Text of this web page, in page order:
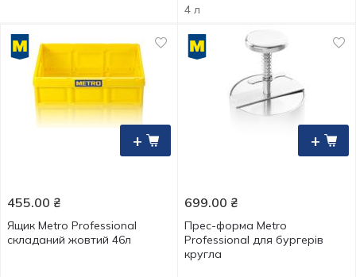
4 л
+
455.00 ₴
Ящик Metro Professional
складаний жовтий 46л
+
699.00 ₴
Прес-форма Metro
Professional для бургерів
кругла